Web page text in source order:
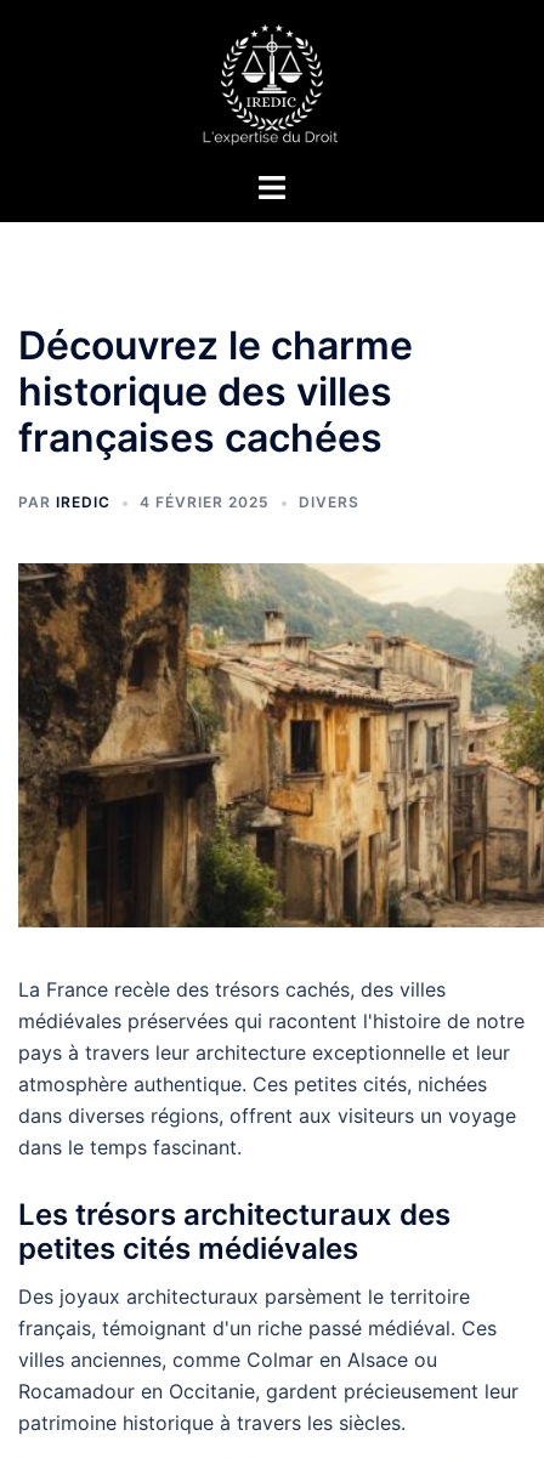
Ouvrir/fermer
Découvrez le charme
historique des villes
françaises cachées
PAR IREDIC 4 FÉVRIER 2025 DIVERS
La France recèle des trésors cachés, des villes
médiévales préservées qui racontent l'histoire de notre
pays à travers leur architecture exceptionnelle et leur
atmosphère authentique. Ces petites cités, nichées
dans diverses régions, offrent aux visiteurs un voyage
dans le temps fascinant.
Les trésors architecturaux des
petites cités médiévales
Des joyaux architecturaux parsèment le territoire
français, témoignant d'un riche passé médiéval. Ces
villes anciennes, comme Colmar en Alsace ou
Rocamadour en Occitanie, gardent précieusement leur
patrimoine historique à travers les siècles.